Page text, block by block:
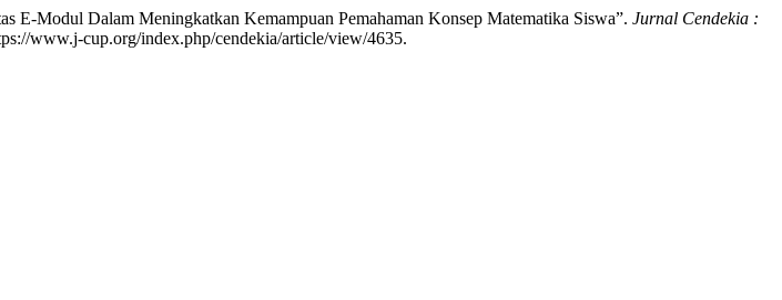
Modul Dalam Meningkatkan Kemampuan Pemahaman Konsep Matematika Siswa”. Jurnal Cendekia :
www.j-cup.org/index.php/cendekia/article/view/4635.